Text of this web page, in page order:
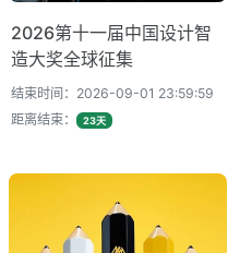
2026第十一届中国设计智
造大奖全球征集
结束时间：2026-09-01 23:59:59
距离结束：
23天